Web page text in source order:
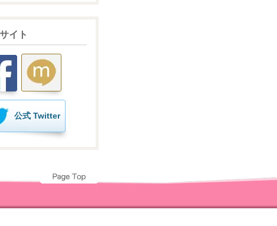
イト
公式 Twitter